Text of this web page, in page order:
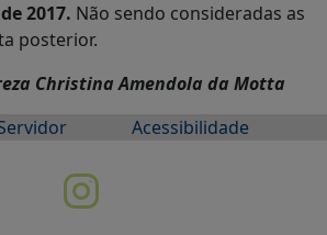
2017. Não sendo consideradas as
posterior.
Christina Amendola da Motta
Acessibilidade